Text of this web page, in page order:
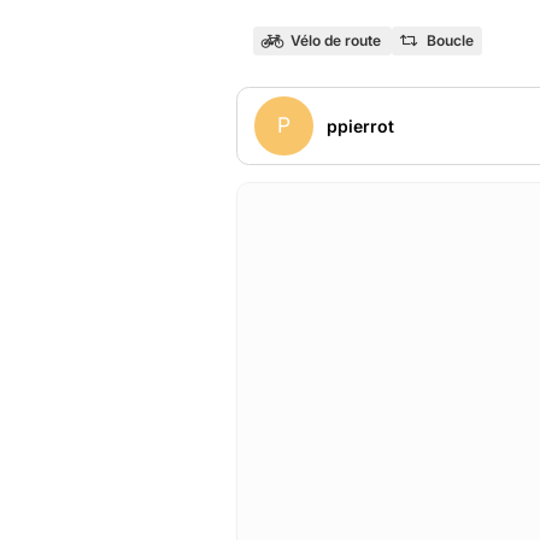
Vélo de route Boucle
P ppierrot